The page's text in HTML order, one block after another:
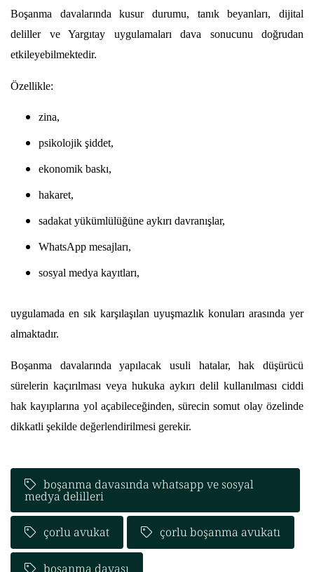
Boşanma davalarında kusur durumu, tanık beyanları, dijital
deliller ve Yargıtay uygulamaları dava sonucunu doğrudan
etkileyebilmektedir.
Özellikle:
zina,
psikolojik şiddet,
ekonomik baskı,
hakaret,
sadakat yükümlülüğüne aykırı davranışlar,
WhatsApp mesajları,
sosyal medya kayıtları,
uygulamada en sık karşılaşılan uyuşmazlık konuları arasında yer
almaktadır.
Boşanma davalarında yapılacak usuli hatalar, hak düşürücü
sürelerin kaçırılması veya hukuka aykırı delil kullanılması ciddi
hak kayıplarına yol açabileceğinden, sürecin somut olay özelinde
dikkatli şekilde değerlendirilmesi gerekir.
boşanma davasında whatsapp ve sosyal
medya delilleri
çorlu avukat çorlu boşanma avukatı
boşanma davası